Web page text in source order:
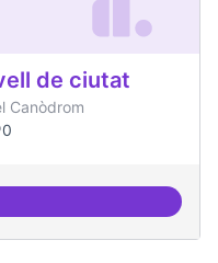
de ciutat
Canòdrom
0
cultural a nivell de